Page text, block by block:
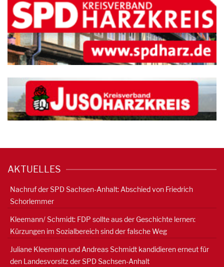
AKTUELLES
Nachruf der SPD Sachsen-Anhalt: Abschied von Friedrich
Schorlemmer
Kleemann/ Schmidt: FDP sollte aus der Geschichte lernen:
Kürzungen im Sozialbereich sind der falsche Weg
Juliane Kleemann und Andreas Schmidt kandidieren erneut für
den Landesvorsitz der SPD Sachsen-Anhalt